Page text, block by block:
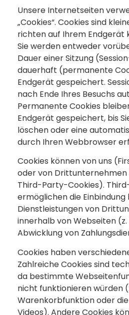
Unsere Internetseiten
„Cookies“. Cookies sind
richten auf Ihrem Endgerät
Sie werden entweder
Dauer einer Sitzung
dauerhaft (permanente
Endgerät gespeichert.
nach Ende Ihres Besuchs
Permanente Cookies
Endgerät gespeichert, bis
löschen oder eine
durch Ihren Webbrowser
Cookies können von uns
oder von Drittunternehmen
Third-Party-Cookies).
ermöglichen die
Dienstleistungen von
innerhalb von Webseiten (z.
Abwicklung von
Cookies haben
Zahlreiche Cookies sind
da bestimmte
nicht funktionieren würden
Warenkorbfunktion oder
Videos). Andere Cookies